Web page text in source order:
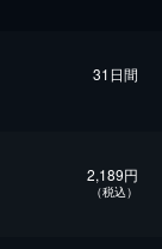
31日間
2,189円
（税込）